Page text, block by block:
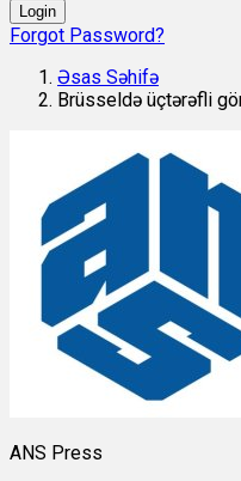
Login
Forgot Password?
Əsas Səhifə
Brüsseldə üçtərəfli
ANS Press